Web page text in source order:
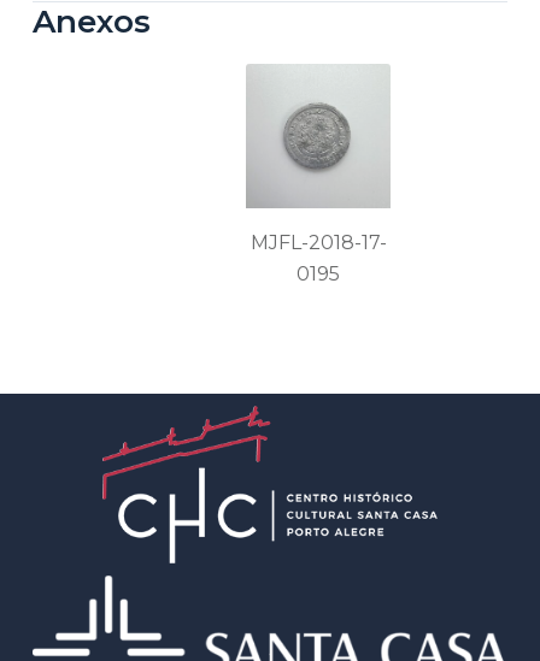
Anexos
MJFL-2018-17-
0195